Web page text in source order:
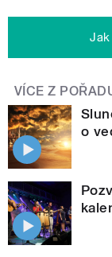
VÍCE Z
o